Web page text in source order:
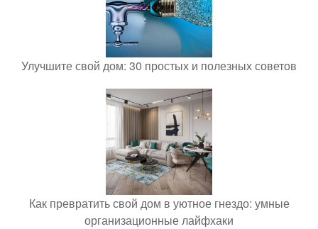
Улучшите свой дом: 30 простых и полезных советов
Как превратить свой дом в уютное гнездо: умные
организационные лайфхаки